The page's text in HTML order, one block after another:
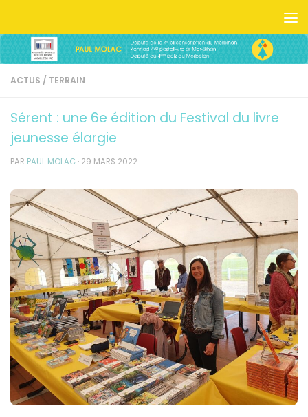
ACTUS / TERRAIN
Sérent : une 6e édition du Festival du livre
jeunesse élargie
PAR PAUL MOLAC · 29 MARS 2022